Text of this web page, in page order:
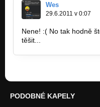
Wes
29.6.2011 v 0:07
Nene! :( No tak hodně
těšit...
PODOBNÉ KAPELY